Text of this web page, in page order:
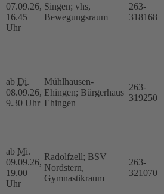
07.09.26,
16.45
Uhr
Singen; vhs,
Bewegungsraum
263-
318168
ab Di.
08.09.26,
9.30 Uhr
Mühlhausen-
Ehingen; Bürgerhaus
Ehingen
263-
319250
ab Mi.
09.09.26,
19.00
Uhr
Radolfzell; BSV
Nordstern,
Gymnastikraum
263-
321070